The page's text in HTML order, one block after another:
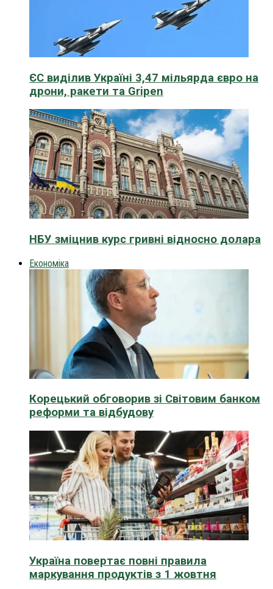
ЄС виділив Україні 3,47 мільярда євро на
дрони, ракети та Gripen
НБУ зміцнив курс гривні відносно долара
Економіка
Корецький обговорив зі Світовим банком
реформи та відбудову
Україна повертає повні правила
маркування продуктів з 1 жовтня